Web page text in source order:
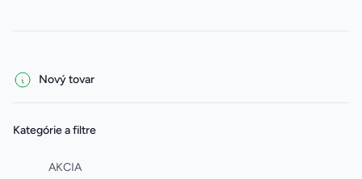
FiltersNový tovar
Kategórie a filtre
AKCIA